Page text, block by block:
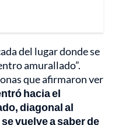
del lugar donde se
amurallado”.
que afirmaron ver
hacia el
diagonal al
vuelve a saber de